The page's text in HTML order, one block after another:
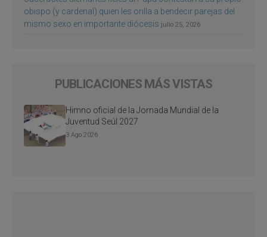
obispo (y cardenal) quien les orilla a bendecir parejas del
mismo sexo en importante diócesis julio 25, 2026
PUBLICACIONES MÁS VISTAS
Himno oficial de la Jornada Mundial de la
Juventud Seúl 2027
3 Ago 2026